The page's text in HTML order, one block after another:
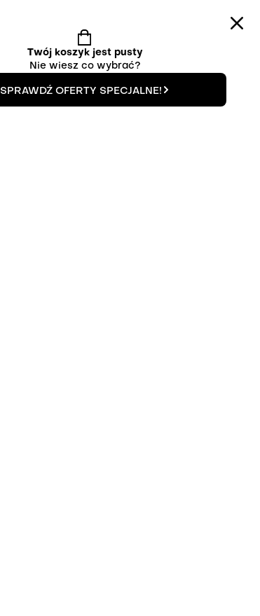
Twój koszyk jest pusty
Nie wiesz co wybrać?
SPRAWDŹ OFERTY SPECJALNE!
0
KONTAKT